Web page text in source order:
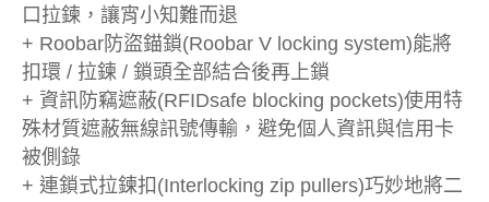
口拉鍊，讓宵小知難而退
+ Roobar防盜錨鎖(Roobar V locking system)能將
扣環 / 拉鍊 / 鎖頭全部結合後再上鎖
+ 資訊防竊遮蔽(RFIDsafe blocking pockets)使用特
殊材質遮蔽無線訊號傳輸，避免個人資訊與信用卡
被側錄
+ 連鎖式拉鍊扣(Interlocking zip pullers)巧妙地將二